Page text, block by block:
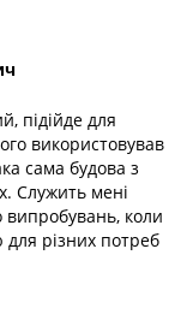
підійде для
використовував
сама будова з
Служить мені
випробувань, коли
для різних потреб